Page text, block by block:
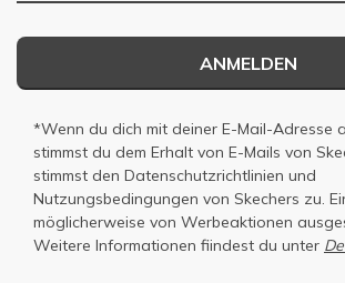
ANMELDEN
*Wenn du dich mit deiner E-Mail-Adresse
stimmst du dem Erhalt von E-Mails von
stimmst den Datenschutzrichtlinien und
Nutzungsbedingungen von Skechers zu.
möglicherweise von Werbeaktionen
Weitere Informationen fiindest du unter